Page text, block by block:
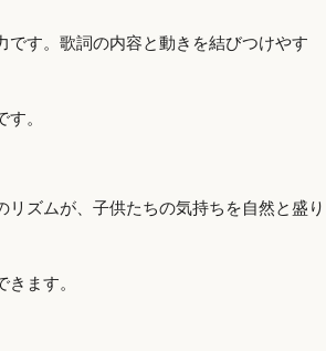
す。歌詞の内容と動きを結びつけやす
。
ズムが、子供たちの気持ちを自然と盛り
ます。